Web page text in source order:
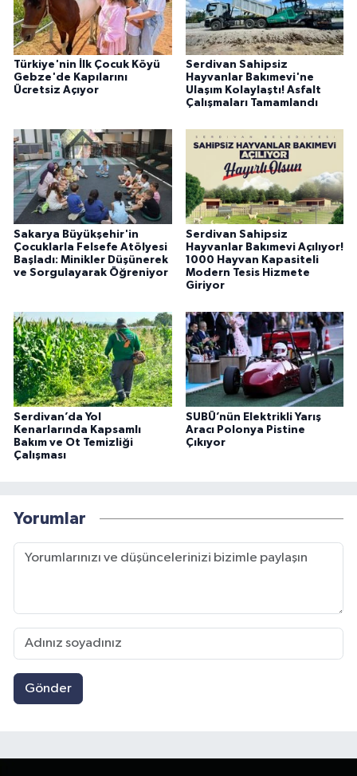
Türkiye'nin İlk Çocuk Köyü
Gebze'de Kapılarını
Ücretsiz Açıyor
Serdivan Sahipsiz
Hayvanlar Bakımevi'ne
Ulaşım Kolaylaştı! Asfalt
Çalışmaları Tamamlandı
Sakarya Büyükşehir'in
Çocuklarla Felsefe Atölyesi
Başladı: Minikler Düşünerek
ve Sorgulayarak Öğreniyor
Serdivan Sahipsiz
Hayvanlar Bakımevi Açılıyor!
1000 Hayvan Kapasiteli
Modern Tesis Hizmete
Giriyor
Serdivan’da Yol
Kenarlarında Kapsamlı
Bakım ve Ot Temizliği
Çalışması
SUBÜ’nün Elektrikli Yarış
Aracı Polonya Pistine
Çıkıyor
Yorumlar
Gönder